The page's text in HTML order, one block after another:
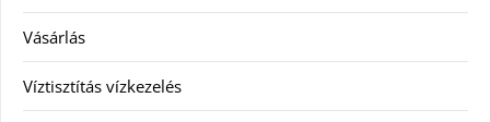
Vásárlás
Víztisztítás vízkezelés